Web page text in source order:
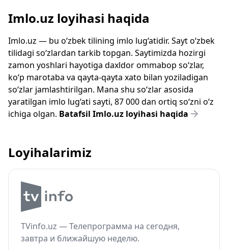
Imlo.uz loyihasi haqida
Imlo.uz — bu o‘zbek tilining imlo lug‘atidir. Sayt o‘zbek
tilidagi so‘zlardan tarkib topgan. Saytimizda hozirgi
zamon yoshlari hayotiga daxldor ommabop so‘zlar,
ko‘p marotaba va qayta-qayta xato bilan yoziladigan
so‘zlar jamlashtirilgan. Mana shu so‘zlar asosida
yaratilgan imlo lug‘ati sayti, 87 000 dan ortiq so‘zni o‘z
ichiga olgan. Batafsil Imlo.uz loyihasi haqida
Loyihalarimiz
TVinfo.uz — Телепрограмма на сегодня,
завтра и ближайшую неделю.